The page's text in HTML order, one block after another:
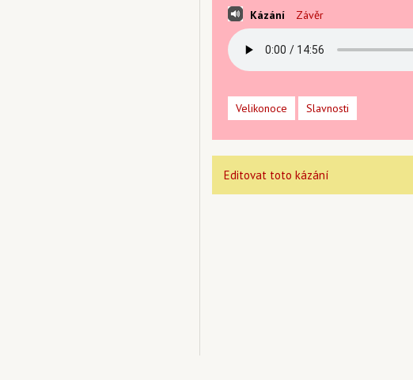
Kázání Závěr
Velikonoce Slavnosti
Editovat toto kázání